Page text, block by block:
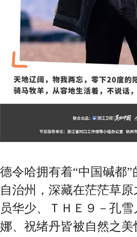
德令哈拥有着“中国碱都
自治州，深藏在茫茫草
员华少、ＴＨＥ９－孔
娜、祝绪丹皆被自然之